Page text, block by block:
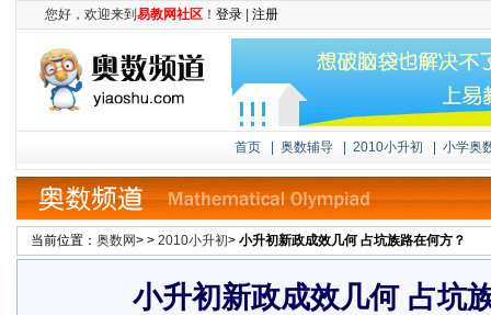
您好，欢迎来到 易教网社区 ！ 登录 注册
首页 奥数辅导 2010小升初 小学奥
当前位置： 奥数网> > 2010小升初> 小升初新政成效几何 占坑族路在何方？
小升初新政成效几何 占坑